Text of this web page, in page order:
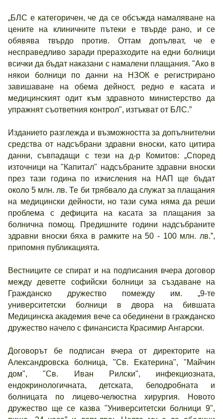
„БЛС е категоричен, че да се обсъжда намаляване на
цените на клиничните пътеки е твърде рано, и се
обявява твърдо против. Оттам допълват, че е
несправедливо заради преразходите на едни болници
всички да бъдат наказани с намалени плащания. "Ако в
някои болници по данни на НЗОК е регистрирано
завишаване на обема дейност, редно е касата и
медицинският одит към здравното министерство да
упражнят съответния контрол", изтъкват от БЛС.”
Изданието разглежда и възможността за допълнителни
средства от надсъбрани здравни вноски, като цитира
данни, съвпадащи с тези на д-р Комитов: „Според
източници на "Капитал" надсъбраните здравни вноски
през тази година по изчисления на НАП ще бъдат
около 5 млн. лв. Те би трябвало да служат за плащания
на медицински дейности, но тази сума няма да реши
проблема с дефицита на касата за плащания за
болнична помощ. Предишните години надсъбраните
здравни вноски бяха в рамките на 50 - 100 млн. лв.”,
припомня публикацията.
Вестниците се спират и на подписания вчера договор
между деветте софийски болници за създаване на
Гражданско дружество помежду им. „9-те
университетски болници в двора на бившата
Медицинска академия вече са обединени в гражданско
дружество начело с финансиста Красимир Ангарски.
Договорът бе подписан вчера от директорите на
Александровска болница, "Св. Екатерина", "Майчин
дом", "Св. Иван Рилски", инфекциозната,
ендокринологичната, детската, белодробната и
болницата по лицево-челюстна хирургия. Новото
дружество ще се казва "Университетски болници 9",